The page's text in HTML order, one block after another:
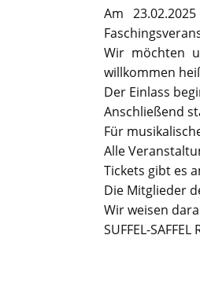
Am
Wir möchten
willkommen
Der Einlass
Anschließend
Für
Alle
Tickets gibt es
Die Mitglieder
Wir weisen
SUFFEL-SAFFEL